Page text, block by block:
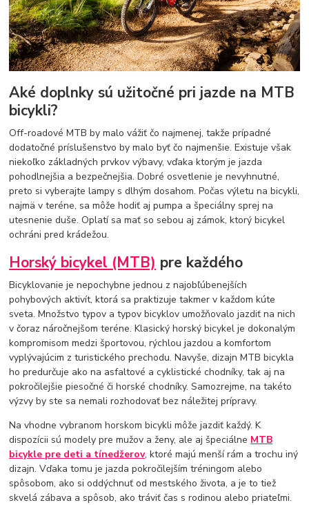
Aké doplnky sú užitočné pri jazde na MTB
bicykli?
Off-roadové MTB by malo vážiť čo najmenej, takže prípadné
dodatočné príslušenstvo by malo byť čo najmenšie. Existuje však
niekoľko základných prvkov výbavy, vďaka ktorým je jazda
pohodlnejšia a bezpečnejšia. Dobré osvetlenie je nevyhnutné,
preto si vyberajte lampy s dlhým dosahom. Počas výletu na bicykli,
najmä v teréne, sa môže hodiť aj pumpa a špeciálny sprej na
utesnenie duše. Oplatí sa mať so sebou aj zámok, ktorý bicykel
ochráni pred krádežou.
Horský bicykel (MTB) pre každého
Bicyklovanie je nepochybne jednou z najobľúbenejších
pohybových aktivít, ktorá sa praktizuje takmer v každom kúte
sveta. Množstvo typov a typov bicyklov umožňovalo jazdiť na nich
v čoraz náročnejšom teréne. Klasický horskýbicykel je dokonalým
kompromisom medzi športovou, rýchlou jazdou a komfortom
vyplývajúcim z turistického prechodu. Navyše, dizajn MTB bicykla
ho predurčuje ako na asfaltové a cyklistické chodníky, tak aj na
pokročilejšie piesočné či horské chodníky. Samozrejme, na takéto
výzvy by ste sa nemali rozhodovať bez náležitej prípravy.
Na vhodne vybranom horskom bicykli môže jazdiť každý. K
dispozícii sú modely pre mužov a ženy, ale aj špeciálne MTB
bicykle pre deti a tínedžerov, ktoré majú menší rám a trochu iný
dizajn. Vďaka tomu je jazda pokročilejším tréningom alebo
spôsobom, ako si oddýchnuť od mestského života, a je to tiež
skvelá zábava a spôsob, ako tráviť čas s rodinou alebo priateľmi.